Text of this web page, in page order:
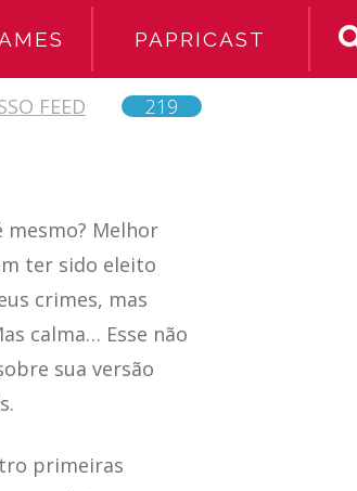
PAPRICAST
FEED 219
Melhor
ter sido eleito
crimes, mas
calma… Esse não
sua versão
primeiras